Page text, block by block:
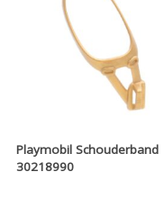
Playmobil Schouderband
30218990